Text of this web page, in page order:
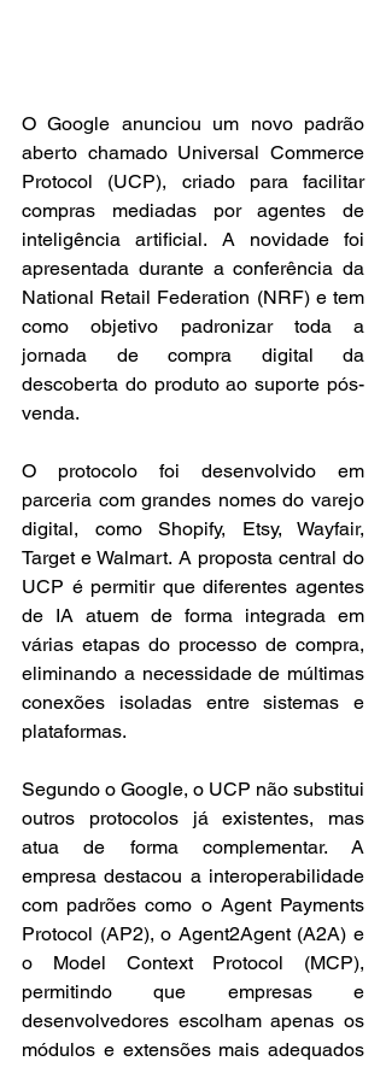
O Google anunciou um novo padrão
aberto chamado Universal Commerce
Protocol (UCP), criado para facilitar
compras mediadas por agentes de
inteligência artificial. A novidade foi
apresentada durante a conferência da
National Retail Federation (NRF) e tem
como objetivo padronizar toda a
jornada de compra digital da
descoberta do produto ao suporte pós-
venda.
O protocolo foi desenvolvido em
parceria com grandes nomes do varejo
digital, como Shopify, Etsy, Wayfair,
Target e Walmart. A proposta central do
UCP é permitir que diferentes agentes
de IA atuem de forma integrada em
várias etapas do processo de compra,
eliminando a necessidade de múltimas
conexões isoladas entre sistemas e
plataformas.
Segundo o Google, o UCP não substitui
outros protocolos já existentes, mas
atua de forma complementar. A
empresa destacou a interoperabilidade
com padrões como o Agent Payments
Protocol (AP2), o Agent2Agent (A2A) e
o Model Context Protocol (MCP),
permitindo que empresas e
desenvolvedores escolham apenas os
módulos e extensões mais adequados